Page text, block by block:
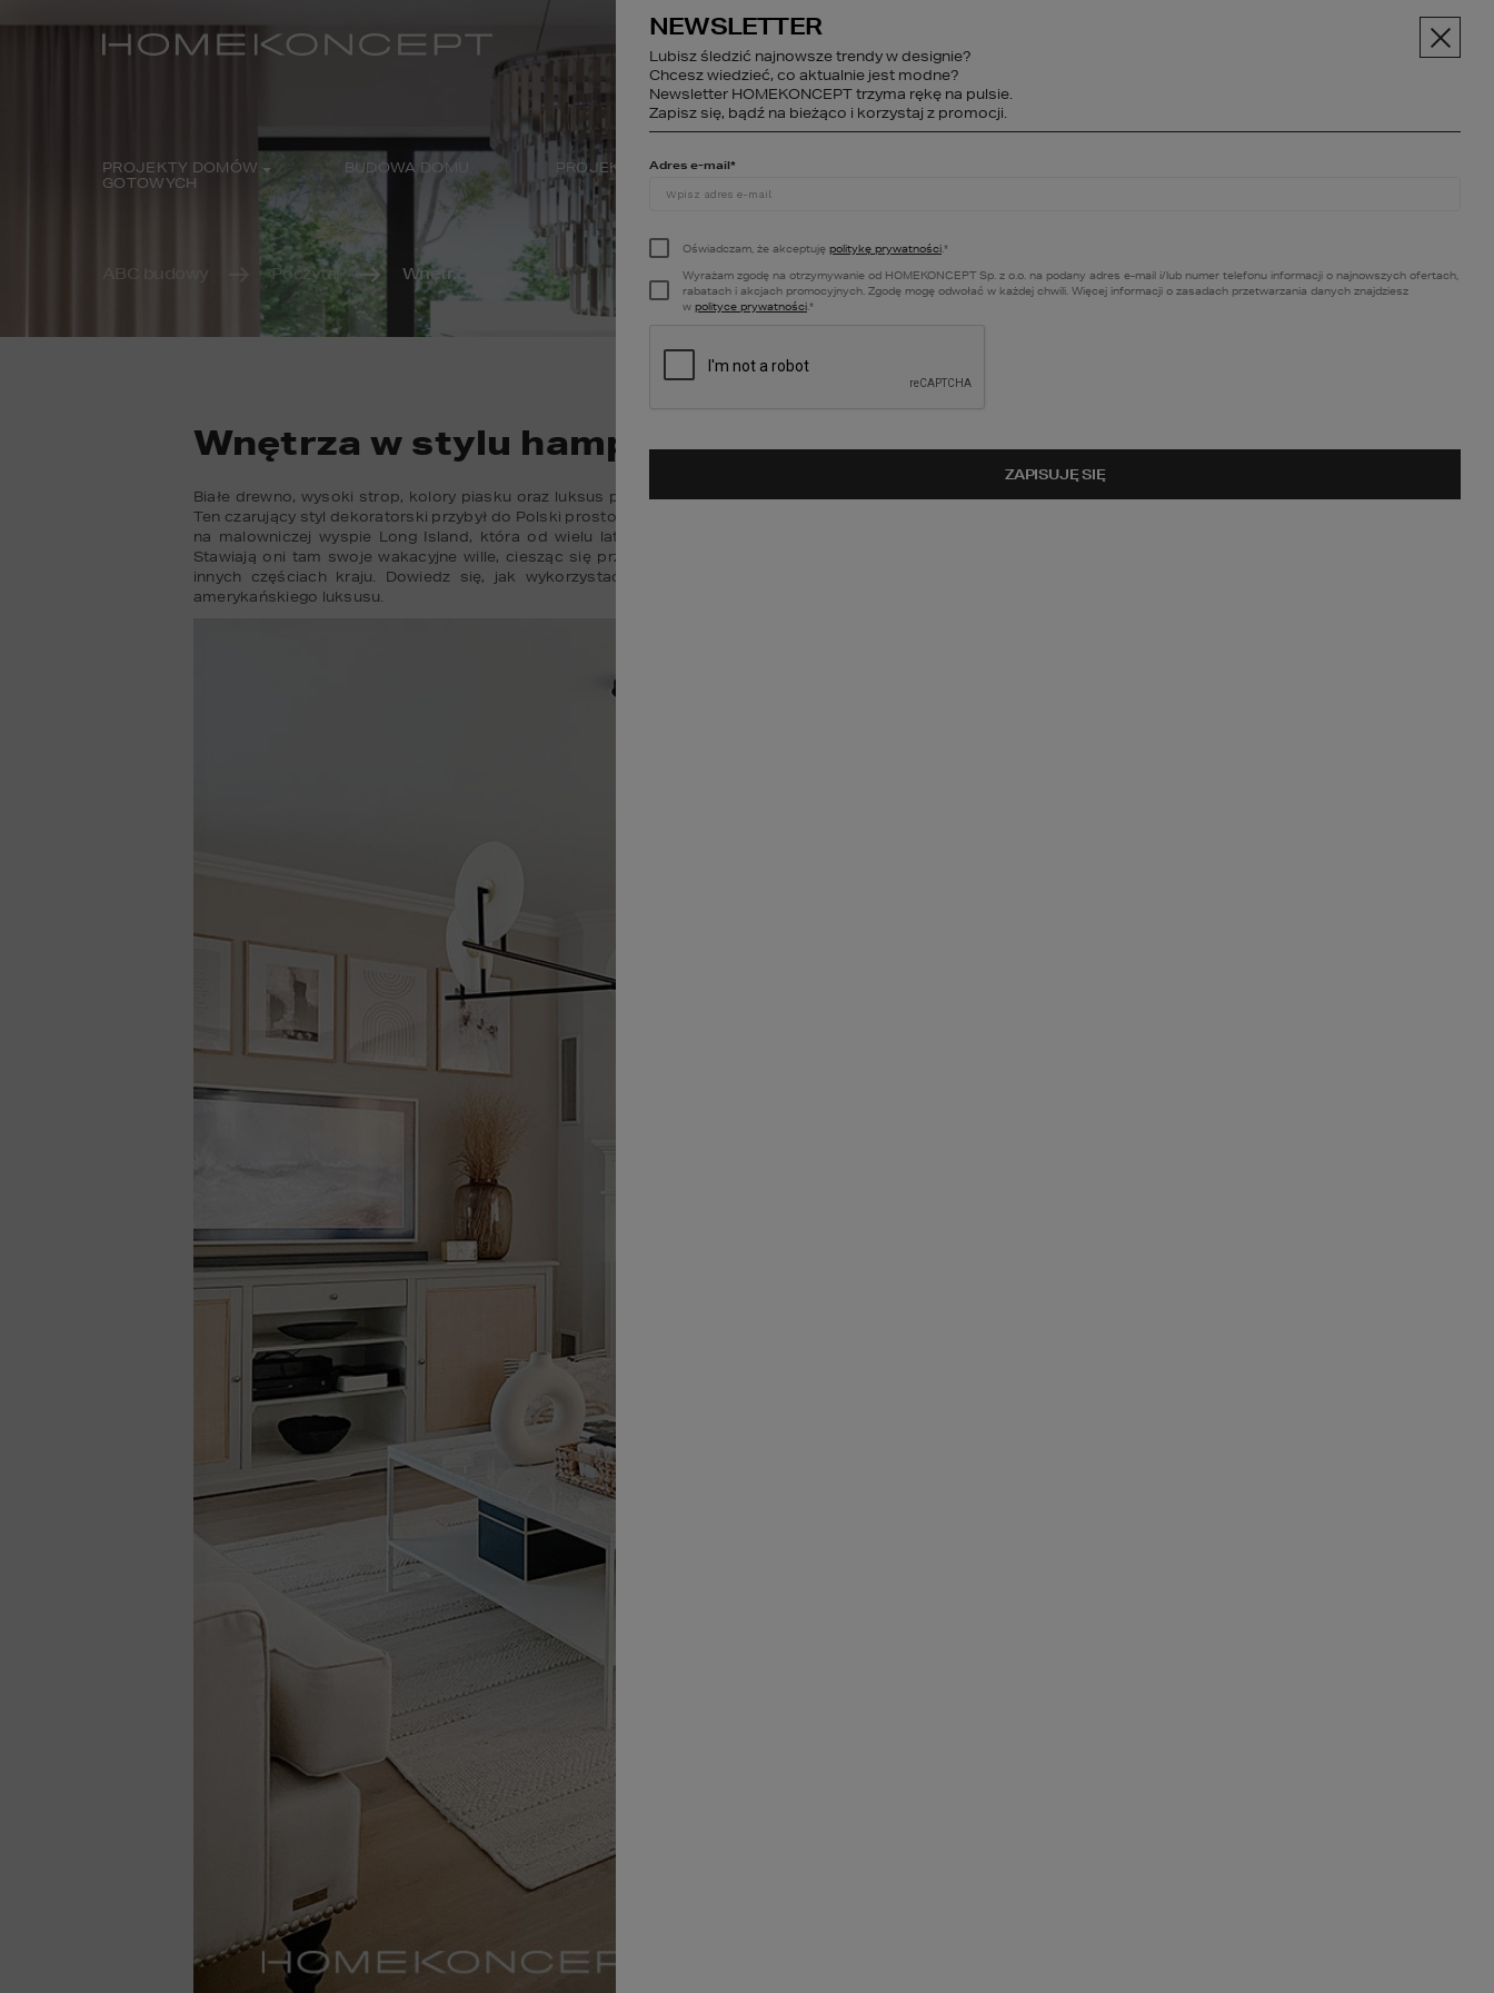
STREFA KLIENTA
PROJEKTY DOMÓW
GOTOWYCH
BUDOWA DOMU PROJEKTY WNĘTRZ
NEWSLETTER
Lubisz śledzić najnowsze trendy w designie?
Chcesz wiedzieć, co aktualnie jest modne?
Newsletter HOMEKONCEPT trzyma rękę na pulsie.
Zapisz się, bądź na bieżąco i korzystaj z promocji.
Adres e-mail*
Oświadczam, że akceptuję politykę prywatności.*
Wyrażam zgodę na otrzymywanie od HOMEKONCEPT Sp. z o.o. na podany adres e-mail i/lub numer telefonu informacji o najnowszych ofertach,
rabatach i akcjach promocyjnych. Zgodę mogę odwołać w każdej chwili. Więcej informacji o zasadach przetwarzania danych znajdziesz
w polityce prywatności.*
ZAPISUJĘ SIĘ
ABC budowy Poczytaj Wnętr...
Wnętrza w stylu hampton – cechy i inspiracje
Białe drewno, wysoki strop, kolory piasku oraz luksus pod płaszczykiem prostoty – tak w kilku słowach można opisać wnętrza w stylu hampton.
Ten czarujący styl dekoratorski przybył do Polski prosto z amerykańskiej stolicy letnich rezydencji – miasteczek Hamptons. Hamptons położone są
na malowniczej wyspie Long Island, która od wielu lat przyciąga amerykańskich celebrytów, wysoko postawionych polityków i biznesmenów.
Stawiają oni tam swoje wakacyjne wille, ciesząc się przestrzenią, szumem morskich fal oraz spokojem, jakiego nie są w stanie doświadczyć w
innych częściach kraju. Dowiedz się, jak wykorzystać wnętrza w stylu hampton w bloku i domu, by wnieść do swojego domu odrobinę
amerykańskiego luksusu.